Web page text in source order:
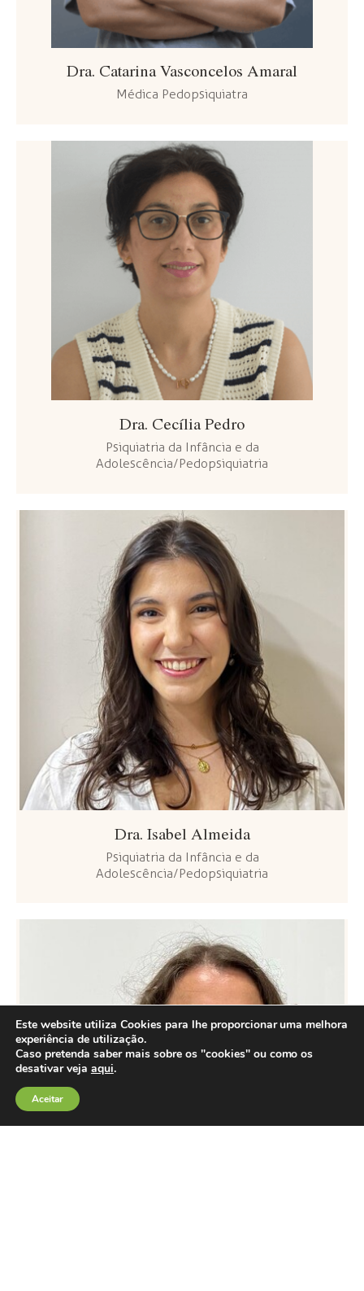
Dra. Catarina Vasconcelos Amaral
Médica Pedopsiquiatra
Dra. Cecília Pedro
Psiquiatria da Infância e da
Adolescência/Pedopsiquiatria
Dra. Isabel Almeida
Psiquiatria da Infância e da
Adolescência/Pedopsiquiatria
Este website utiliza Cookies para lhe proporcionar uma melhora
experiência de utilização.
Caso pretenda saber mais sobre os "cookies" ou como os
desativar veja aqui.
Aceitar